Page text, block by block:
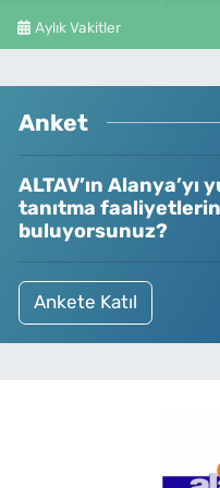
Aylık Vakitler
Anket
ALTAV’ın
tanıtma
buluyorsunuz?
Ankete Katıl